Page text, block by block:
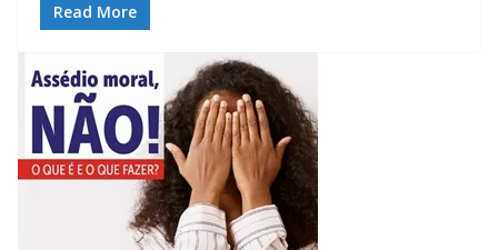
Read More